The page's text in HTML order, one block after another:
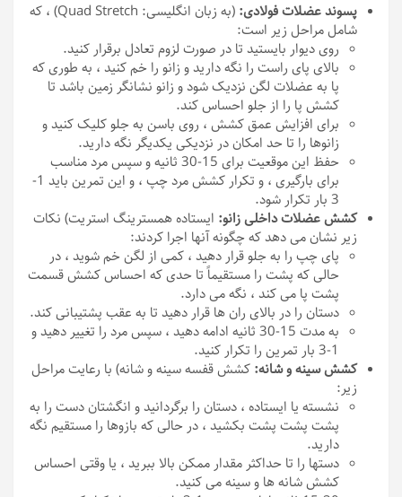
پسوند عضلات فولادی:
(به زبان انگلیسی: Quad Stretch) ، که
شامل مراحل زیر است:
روی دیوار بایستید تا در صورت لزوم تعادل برقرار کنید.
بالای پای راست را نگه دارید و زانو را خم کنید ، به طوری که
پا به عضلات لگن نزدیک شود و زانو نشانگر زمین باشد تا
کشش پا را از جلو احساس کند.
برای افزایش عمق کشش ، روی باسن به جلو کلیک کنید و
زانوها را تا حد امکان در نزدیکی یکدیگر نگه دارید.
حفظ این موقعیت برای 15-30 ثانیه و سپس مرد مناسب
برای بارگیری ، و تکرار کشش مرد چپ ، و این تمرین باید 1-
3 بار تکرار شود.
کشش عضلات داخلی زانو: ایستاده همسترینگ استریت) نکات
زیر نشان می دهد که چگونه آنها اجرا کردند:
پای چپ را به جلو قرار دهید ، کمی از لگن خم شوید ، در
حالی که پشت را مستقیماً تا حدی که احساس کشش قسمت
پشت پا می کند ، نگه می دارد.
دستان را در بالای ران ها قرار دهید تا به عقب پشتیبانی کند.
به مدت 15-30 ثانیه ادامه دهید ، سپس مرد را تغییر دهید و
1-3 بار تمرین را تکرار کنید.
کشش سینه و شانه: کشش قفسه سینه و شانه) با رعایت مراحل
زیر:
نشسته یا ایستاده ، دستان را برگردانید و انگشتان دست را به
پشت پشت پشت بکشید ، در حالی که بازوها را مستقیم نگه
دارید.
دستها را تا حداکثر مقدار ممکن بالا ببرید ، یا وقتی احساس
کشش شانه ها و سینه می کنید.